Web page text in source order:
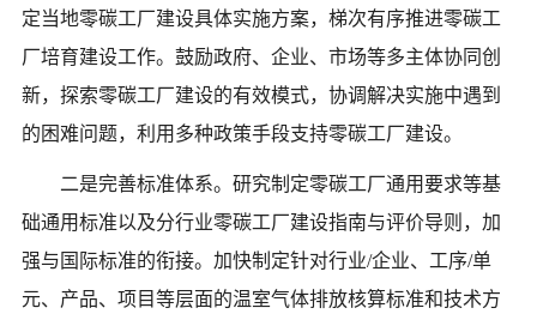
定当地零碳工厂建设具体实施方案，梯次有序推进零碳工
厂培育建设工作。鼓励政府、企业、市场等多主体协同创
新，探索零碳工厂建设的有效模式，协调解决实施中遇到
的困难问题，利用多种政策手段支持零碳工厂建设。
二是完善标准体系。研究制定零碳工厂通用要求等基
础通用标准以及分行业零碳工厂建设指南与评价导则，加
强与国际标准的衔接。加快制定针对行业/企业、工序/单
元、产品、项目等层面的温室气体排放核算标准和技术方